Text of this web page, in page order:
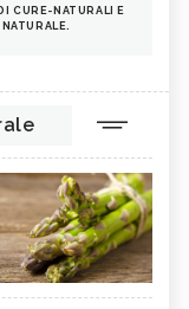
CURE-NATURALI E